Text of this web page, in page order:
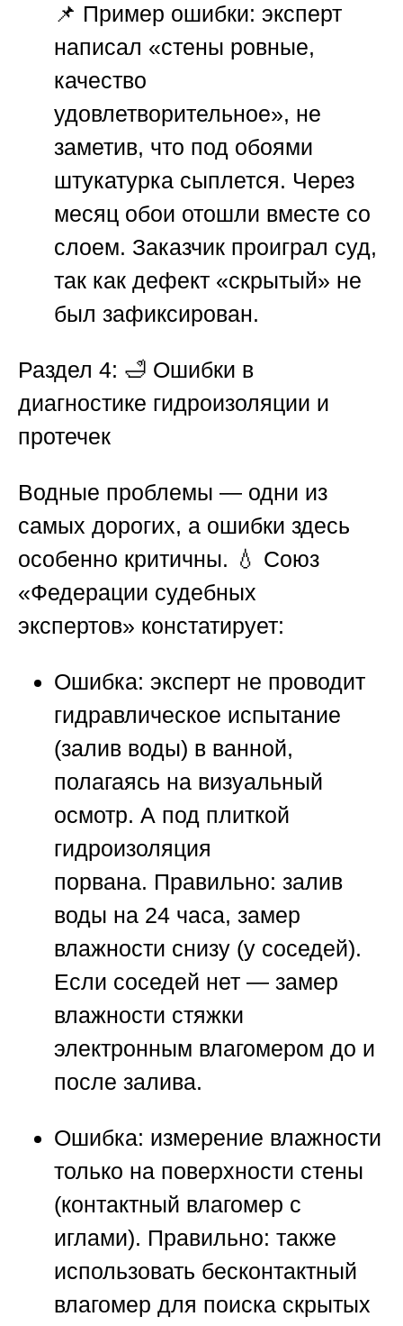
📌 Пример ошибки: эксперт
написал «стены ровные,
качество
удовлетворительное», не
заметив, что под обоями
штукатурка сыплется. Через
месяц обои отошли вместе со
слоем. Заказчик проиграл суд,
так как дефект «скрытый» не
был зафиксирован.
Раздел 4: 🛁 Ошибки в
диагностике гидроизоляции и
протечек
Водные проблемы — одни из
самых дорогих, а ошибки здесь
особенно критичны. 💧 Союз
«Федерации судебных
экспертов» констатирует:
Ошибка: эксперт не проводит
гидравлическое испытание
(залив воды) в ванной,
полагаясь на визуальный
осмотр. А под плиткой
гидроизоляция
порвана. Правильно: залив
воды на 24 часа, замер
влажности снизу (у соседей).
Если соседей нет — замер
влажности стяжки
электронным влагомером до и
после залива.
Ошибка: измерение влажности
только на поверхности стены
(контактный влагомер с
иглами). Правильно: также
использовать бесконтактный
влагомер для поиска скрытых